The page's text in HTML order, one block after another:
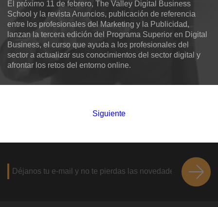
El próximo 11 de febrero, The Valley Digital Business
School y la revista Anuncios, publicación de referencia
entre los profesionales del Marketing y la Publicidad,
lanzan la tercera edición del Programa Superior en Digital
Business, el curso que ayuda a los profesionales del
sector a actualizar sus conocimientos del sector digital y
afrontar los retos del entorno online.
Siguiente